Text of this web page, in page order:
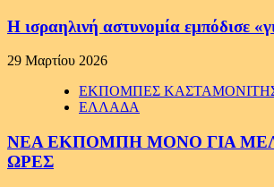
Η ισραηλινή αστυνομία εμπόδισε
29 Μαρτίου 2026
ΕΚΠΟΜΠΕΣ
ΕΛΛΑΔΑ
ΝΕΑ ΕΚΠΟΜΠΗ ΜΟΝΟ ΓΙΑ
ΩΡΕΣ